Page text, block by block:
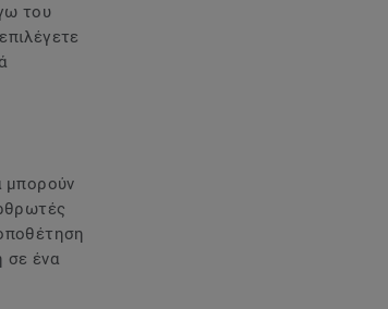
του
μπορούν
σε ένα